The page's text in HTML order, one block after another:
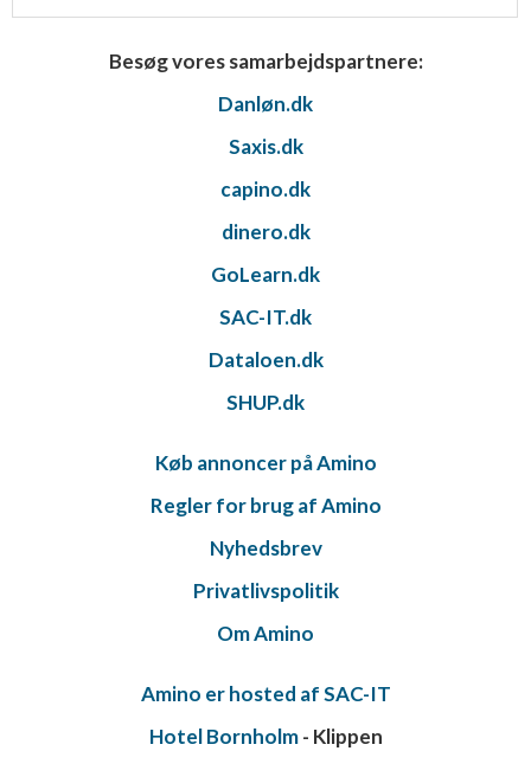
Besøg vores samarbejdspartnere:
Danløn.dk
Saxis.dk
capino.dk
dinero.dk
GoLearn.dk
SAC-IT.dk
Dataloen.dk
SHUP.dk
Køb annoncer på Amino
Regler for brug af Amino
Nyhedsbrev
Privatlivspolitik
Om Amino
Amino er hosted af SAC-IT
Hotel Bornholm- Klippen